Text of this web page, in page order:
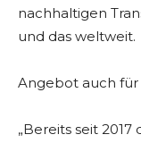
nachhaltigen
und das weltweit.
Angebot auch
„Bereits seit